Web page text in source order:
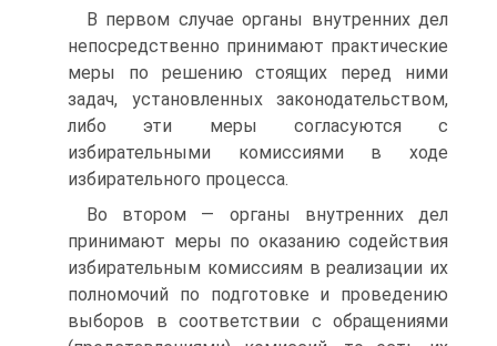
В первом случае органы внутренних дел
непосредственно принимают практические
меры по решению стоящих перед ними
задач, установленных законодательством,
либо эти меры согласуются с
избирательными комиссиями в ходе
избирательного процесса.
Во втором — органы внутренних дел
принимают меры по оказанию содействия
избирательным комиссиям в реализации их
полномочий по подготовке и проведению
выборов в соответствии с обращениями